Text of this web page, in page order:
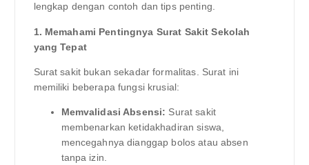
lengkap dengan contoh dan tips penting.
1. Memahami Pentingnya Surat Sakit Sekolah
yang Tepat
Surat sakit bukan sekadar formalitas. Surat ini
memiliki beberapa fungsi krusial:
Memvalidasi Absensi: Surat sakit
membenarkan ketidakhadiran siswa,
mencegahnya dianggap bolos atau absen
tanpa izin.